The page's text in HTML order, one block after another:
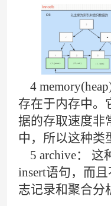
4
存在于内存中。
据的存取速度非
中，所以这种类
5 archive： 这
insert语句，而
志记录和聚合分